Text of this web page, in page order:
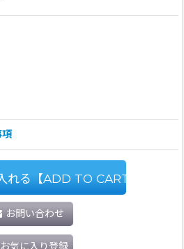
項
れる【ADD TO CART】
お問い合わせ
お気に入り登録